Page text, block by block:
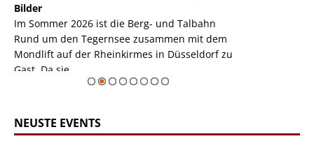
Bilder
Im Sommer 2026 ist die Berg- und Talbahn
Rund um den Tegernsee zusammen mit dem
Mondlift auf der Rheinkirmes in Düsseldorf zu
Gast. Da sie ...
NEUSTE EVENTS